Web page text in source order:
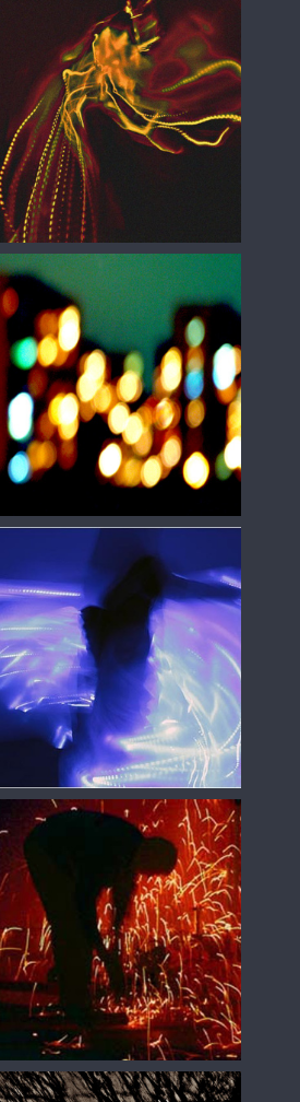
Сергей Зизюлин
Сергей Зизюлин
Сергей Зизюлин